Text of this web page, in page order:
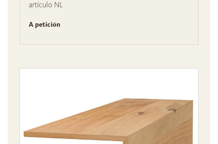
artículo NL
A petición